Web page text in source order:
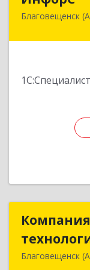
Благовещенск
1С:Специалист
675000,
Благовещенск